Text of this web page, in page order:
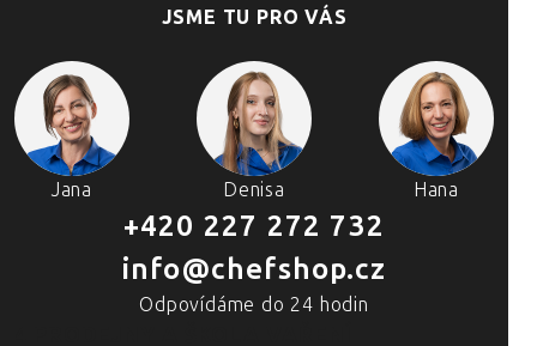
JSME TU PRO VÁS
Jana Denisa Hana
+420 227 272 732
info@chefshop.cz
Odpovídáme do 24 hodin